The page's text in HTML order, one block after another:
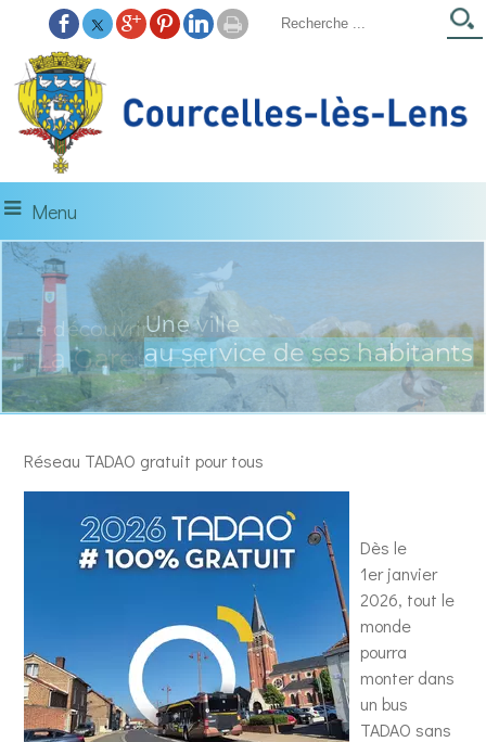
Menu
à découvrir...
La Gare d'Eau
Une ville
au service de ses habitants
Réseau TADAO gratuit pour tous
Dès le
1erjanvier
2026, tout le
monde
pourra
monter dans
un bus
TADAO sans